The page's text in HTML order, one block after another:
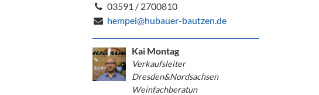
03591 / 2700810
hempel@hubauer-bautzen.de
Kai Montag
Verkaufsleiter
Dresden&Nordsachsen
Weinfachberatun